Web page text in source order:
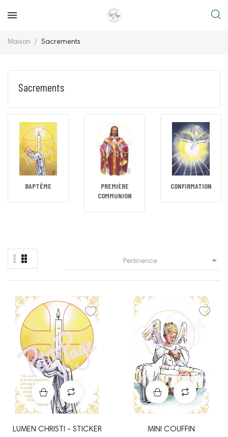
Maison Sacrements
Sacrements
BAPTÊME
PREMIÈRE
COMMUNION
CONFIRMATION
Pertinence 
LUMEN CHRISTI - STICKER MINI COUFFIN